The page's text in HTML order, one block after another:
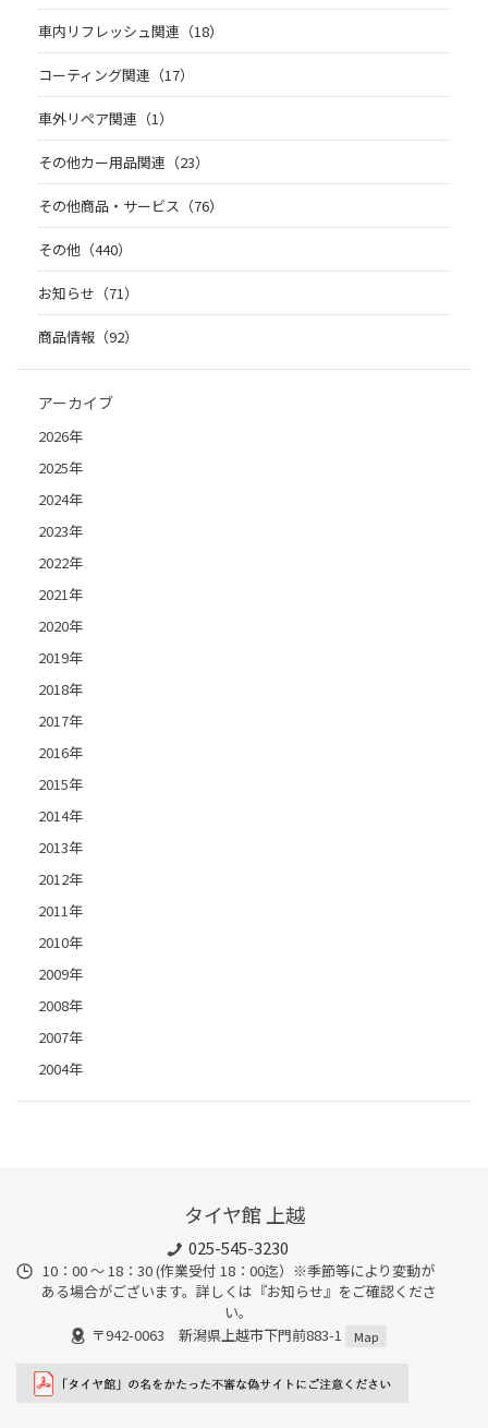
車内リフレッシュ関連（18）
コーティング関連（17）
車外リペア関連（1）
その他カー用品関連（23）
その他商品・サービス（76）
その他（440）
お知らせ（71）
商品情報（92）
アーカイブ
2026年
2025年
2024年
2023年
2022年
2021年
2020年
2019年
2018年
2017年
2016年
2015年
2014年
2013年
2012年
2011年
2010年
2009年
2008年
2007年
2004年
タイヤ館 上越
025-545-3230
10：00 ～ 18：30 (作業受付 18：00迄）※季節等により変動が
ある場合がございます。詳しくは『お知らせ』をご確認くださ
い。
〒942-0063 新潟県上越市下門前883-1
Map